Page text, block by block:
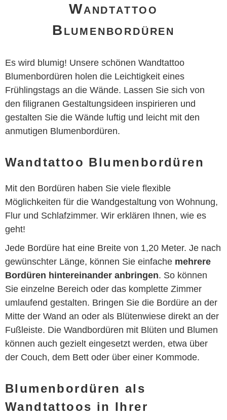
Wandtattoo
Blumenbordüren
Es wird blumig! Unsere schönen Wandtattoo
Blumenbordüren holen die Leichtigkeit eines
Frühlingstags an die Wände. Lassen Sie sich von
den filigranen Gestaltungsideen inspirieren und
gestalten Sie die Wände luftig und leicht mit den
anmutigen Blumenbordüren.
Wandtattoo Blumenbordüren
Mit den Bordüren haben Sie viele flexible
Möglichkeiten für die Wandgestaltung von Wohnung,
Flur und Schlafzimmer. Wir erklären Ihnen, wie es
geht!
Jede Bordüre hat eine Breite von 1,20 Meter. Je nach
gewünschter Länge, können Sie einfache mehrere
Bordüren hintereinander anbringen. So können
Sie einzelne Bereich oder das komplette Zimmer
umlaufend gestalten. Bringen Sie die Bordüre an der
Mitte der Wand an oder als Blütenwiese direkt an der
Fußleiste. Die Wandbordüren mit Blüten und Blumen
können auch gezielt eingesetzt werden, etwa über
der Couch, dem Bett oder über einer Kommode.
Blumenbordüren als
Wandtattoos in Ihrer